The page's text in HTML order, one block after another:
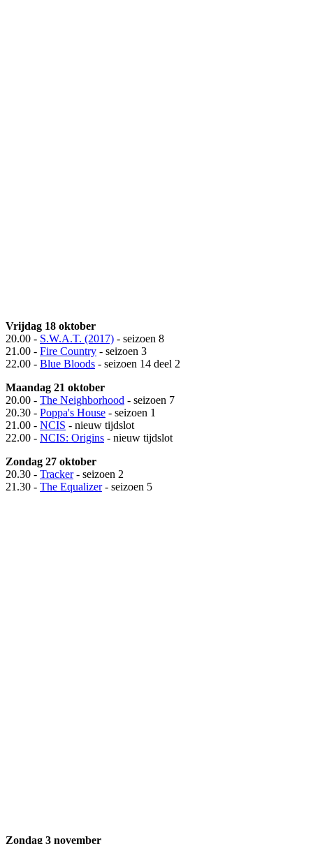
Vrijdag 18 oktober
20.00 - S.W.A.T. (2017) - seizoen 8
21.00 - Fire Country - seizoen 3
22.00 - Blue Bloods - seizoen 14 deel 2
Maandag 21 oktober
20.00 - The Neighborhood - seizoen 7
20.30 - Poppa's House - seizoen 1
21.00 - NCIS - nieuw tijdslot
22.00 - NCIS: Origins - nieuw tijdslot
Zondag 27 oktober
20.30 - Tracker- seizoen 2
21.30 - The Equalizer- seizoen 5
Zondag 3 november